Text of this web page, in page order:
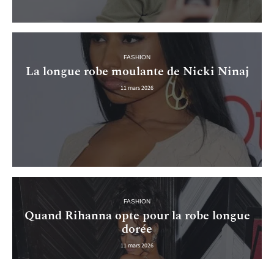
FASHION
La longue robe moulante de Nicki Ninaj
11 mars 2026
FASHION
Quand Rihanna opte pour la robe longue
dorée
11 mars 2026